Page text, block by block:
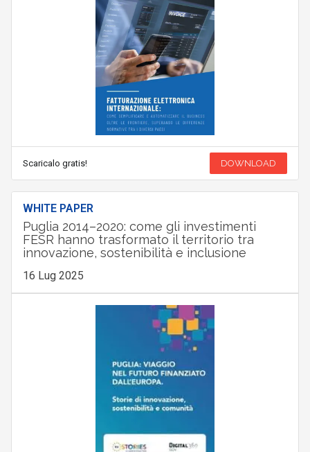
Scaricalo gratis! DOWNLOAD
WHITE PAPER
Puglia 2014–2020: come gli investimenti
FESR hanno trasformato il territorio tra
innovazione, sostenibilità e inclusione
16 Lug 2025